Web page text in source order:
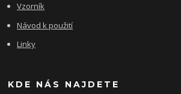
Vzorník
Návod k použití
Linky
KDE NÁS NAJDETE